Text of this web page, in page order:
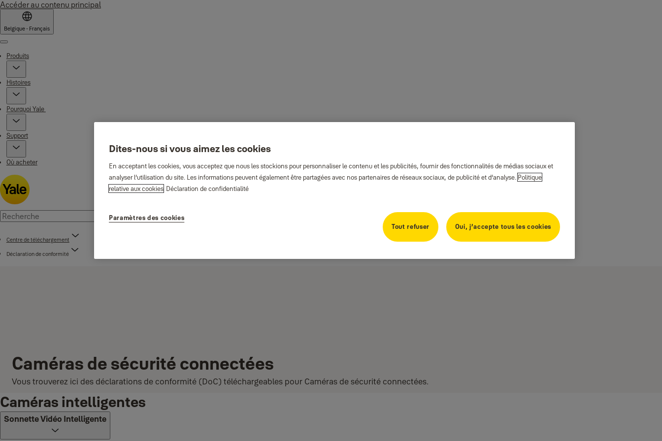
Accéder au contenu principal
Belgique - Français
Menu
Produits
Histoires
Pourquoi Yale
Support
Où acheter
Centre de téléchargement
Déclaration de conformité
Caméras de sécurité connectées
Vous trouverez ici des déclarations de conformité (DoC) téléchargeables pour Caméras de sécurité connectées.
Caméras intelligentes
Sonnette Vidéo Intelligente
Dites-nous si vous aimez les cookies
En acceptant les cookies, vous acceptez que nous les stockions pour personnaliser le contenu et les publicités, fournir des fonctionnalités de médias sociaux et
analyser l’utilisation du site. Les informations peuvent également être partagées avec nos partenaires de réseaux sociaux, de publicité et d’analyse. Politique
relative aux cookies Déclaration de confidentialité
Paramètres des cookies
Tout refuser
Oui, j’accepte tous les cookies